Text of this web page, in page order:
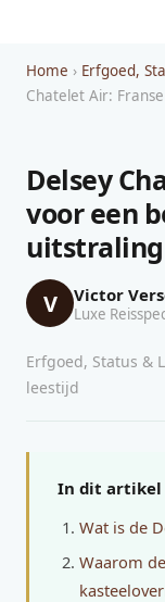
Home › Erfgoed,
Chatelet Air:
Delsey
voor een
uitstraling
V Victor
Luxe
Erfgoed, Status &
leestijd
In dit artikel
Wat is de
Waarom